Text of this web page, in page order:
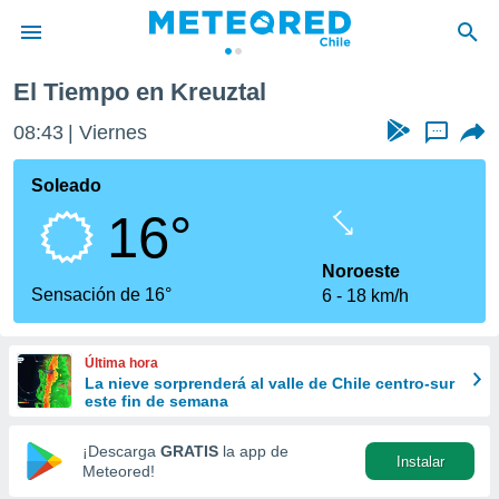
de
por
que se
calidad.
a este
las
y
forma
digital
basada
El Tiempo en Kreuztal
08:43 Viernes ...
Soleado
16°
Sensación de 16°
Noroeste
6
18 km/h
Última hora
La nieve sorprenderá al valle de Chile centro-sur
este fin de semana
¡Descarga GRATIS la app de
Meteored!
Instalar